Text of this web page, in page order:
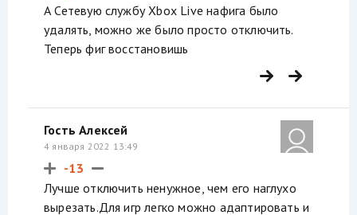
А Сетевую службу Xbox Live нафига было
удалять, можно же было просто отключить.
Теперь фиг восстановишь
Гость Алексей
4 января 2022 13:49
-13
Лучше отключить ненужное, чем его наглухо
вырезать.Для игр легко можно адаптировать и